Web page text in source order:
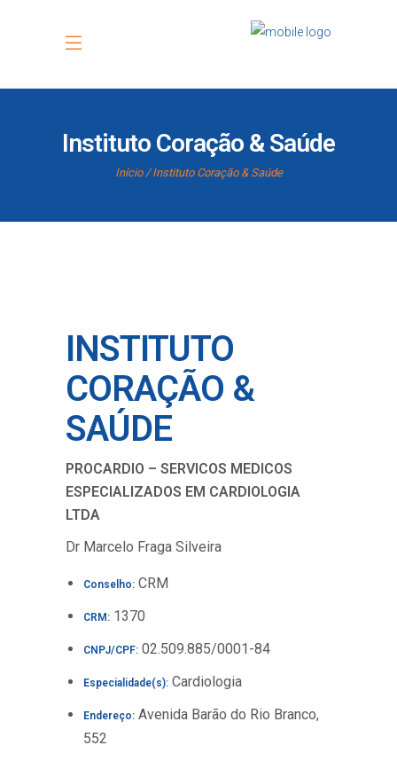
Instituto Coração & Saúde
Início Instituto Coração & Saúde
INSTITUTO
CORAÇÃO &
SAÚDE
PROCARDIO – SERVICOS MEDICOS
ESPECIALIZADOS EM CARDIOLOGIA
LTDA
Dr Marcelo Fraga Silveira
Conselho: CRM
CRM: 1370
CNPJ/CPF: 02.509.885/0001-84
Especialidade(s): Cardiologia
Endereço: Avenida Barão do Rio Branco,
552